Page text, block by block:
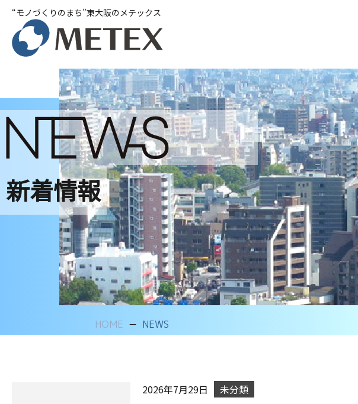
“モノづくりのまち”東大阪のメテックス
新着情報
HOME NEWS
2026年7月29日 未分類